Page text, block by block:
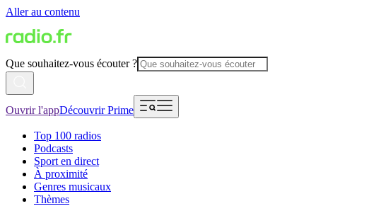
Aller au contenu
Que souhaitez-vous écouter ?
Ouvrir l'appDécouvrir Prime
Top 100 radios
Podcasts
Sport en direct
À proximité
Genres musicaux
Thèmes